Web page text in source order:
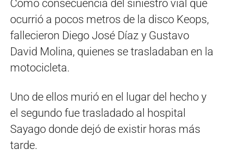
Como consecuencia del siniestro vial que
ocurrió a pocos metros de la disco Keops,
fallecieron Diego José Díaz y Gustavo
David Molina, quienes se trasladaban en la
motocicleta.
Uno de ellos murió en el lugar del hecho y
el segundo fue trasladado al hospital
Sayago donde dejó de existir horas más
tarde.